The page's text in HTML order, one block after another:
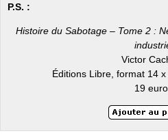
P.S. :
Histoire du Sabotage – Tome 2 :
Victor
Éditions Libre, format 14
19